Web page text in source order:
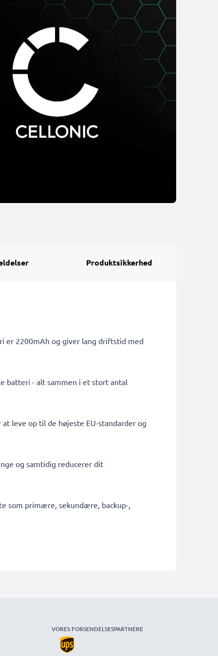
Produktsikkerhed
er 2200mAh og giver lang driftstid med
batteri - alt sammen i et stort antal
leve op til de højeste EU-standarder og
og samtidig reducerer dit
som primære, sekundære, backup-,
VORES FORSENDELSESPARTNERE